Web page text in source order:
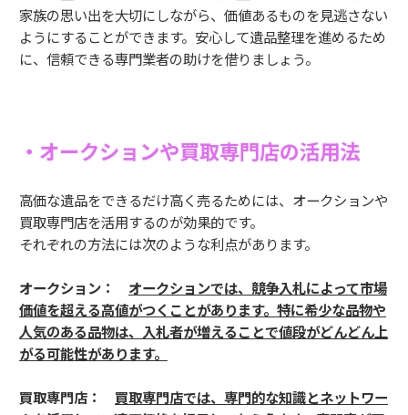
家族の思い出を大切にしながら、価値あるものを見逃さない
ようにすることができます。安心して遺品整理を進めるため
に、信頼できる専門業者の助けを借りましょう。
・オークションや買取専門店の活用法
高価な遺品をできるだけ高く売るためには、オークションや
買取専門店を活用するのが効果的です。
それぞれの方法には次のような利点があります。
オークション： オークションでは、競争入札によって市場
価値を超える高値がつくことがあります。特に希少な品物や
人気のある品物は、入札者が増えることで値段がどんどん上
がる可能性があります。
買取専門店： 買取専門店では、専門的な知識とネットワー